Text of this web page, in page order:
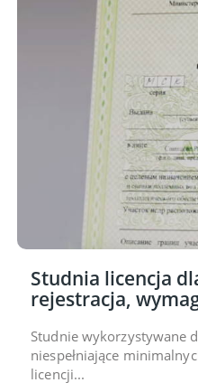
Studnia licencja
rejestracja,
Studnie wykorzystywane
niespełniające
licencji...